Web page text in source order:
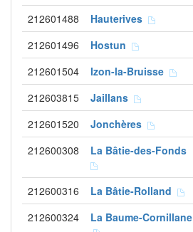
212601488 Hauterives
212601496 Hostun
212601504 Izon-la-Bruisse
212603815 Jaillans
212601520 Jonchères
212600308 La Bâtie-des-Fonds
212600316 La Bâtie-Rolland
212600324 La Baume-Cornillane